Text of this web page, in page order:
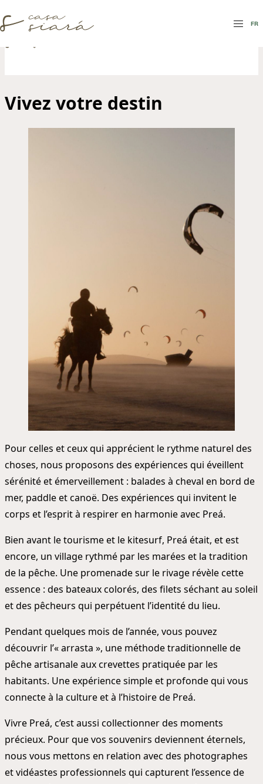
FR
Vivez votre destin
Pour celles et ceux qui apprécient le rythme naturel des
choses, nous proposons des expériences qui éveillent
sérénité et émerveillement : balades à cheval en bord de
mer, paddle et canoë. Des expériences qui invitent le
corps et l’esprit à respirer en harmonie avec Preá.
Bien avant le tourisme et le kitesurf, Preá était, et est
encore, un village rythmé par les marées et la tradition
de la pêche. Une promenade sur le rivage révèle cette
essence : des bateaux colorés, des filets séchant au soleil
et des pêcheurs qui perpétuent l’identité du lieu.
Pendant quelques mois de l’année, vous pouvez
découvrir l’« arrasta », une méthode traditionnelle de
pêche artisanale aux crevettes pratiquée par les
habitants. Une expérience simple et profonde qui vous
connecte à la culture et à l’histoire de Preá.
Vivre Preá, c’est aussi collectionner des moments
précieux. Pour que vos souvenirs deviennent éternels,
nous vous mettons en relation avec des photographes
et vidéastes professionnels qui capturent l’essence de